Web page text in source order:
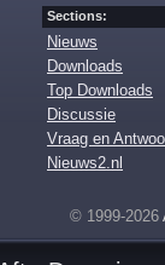
Sections:
Nieuws
Downloads
Top Downloads
Discussie
Vraag en
Nieuws2.nl
© 1999-2026